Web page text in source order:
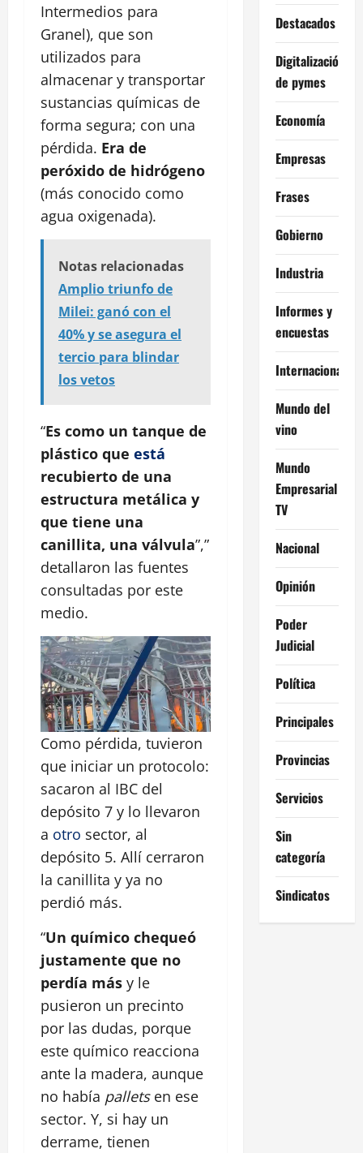
Intermedios para
Granel), que son
utilizados para
almacenar y transportar
sustancias químicas de
forma segura; con una
pérdida. Era de
peróxido de hidrógeno
(más conocido como
agua oxigenada).
Notas relacionadas
Amplio triunfo de
Milei: ganó con el
40% y se asegura el
tercio para blindar
los vetos
“Es como un tanque de
plástico que está
recubierto de una
estructura metálica y
que tiene una
canillita, una válvula”,”
detallaron las fuentes
consultadas por este
medio.
Como pérdida, tuvieron
que iniciar un protocolo:
sacaron al IBC del
depósito 7 y lo llevaron
a otro sector, al
depósito 5. Allí cerraron
la canillita y ya no
perdió más.
“Un químico chequeó
justamente que no
perdía más y le
pusieron un precinto
por las dudas, porque
este químico reacciona
ante la madera, aunque
no había pallets en ese
sector. Y, si hay un
derrame, tienen
Destacados
Digitalización
de pymes
Economía
Empresas
Frases
Gobierno
Industria
Informes y
encuestas
Internacional
Mundo del
vino
Mundo
Empresarial
TV
Nacional
Opinión
Poder
Judicial
Política
Principales
Provincias
Servicios
Sin
categoría
Sindicatos